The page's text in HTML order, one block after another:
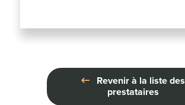
Revenir à la liste des
prestataires